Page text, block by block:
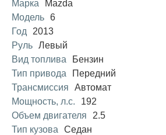
Марка
Mazda
Модель 6
Год
2013
Руль Левый
Вид топлива
Бензин
Тип привода
Передний
Трансмиссия
Автомат
Мощность, л.с.
192
Объем двигателя
2.5
Тип кузова
Седан